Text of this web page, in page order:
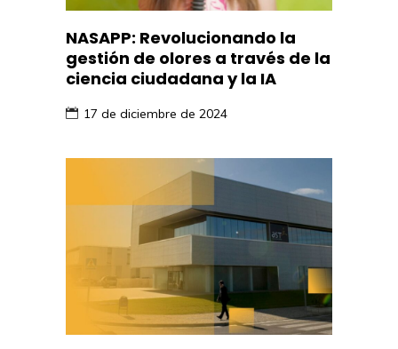
NASAPP: Revolucionando la
gestión de olores a través de la
ciencia ciudadana y la IA
17 de diciembre de 2024